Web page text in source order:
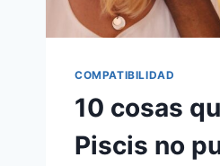
COMPATIBILIDAD
10 cosas
Piscis no